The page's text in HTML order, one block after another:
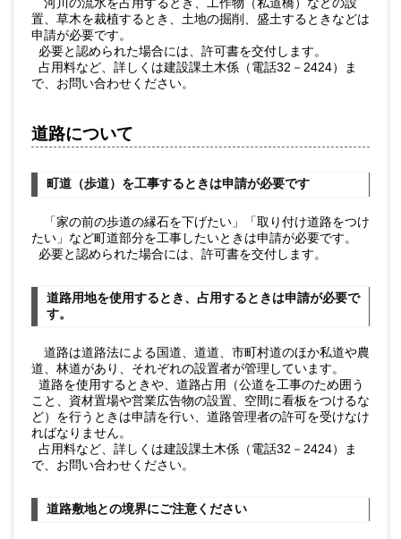
河川の流水を占用するとき、工作物（私道橋）などの設
置、草木を裁植するとき、土地の掘削、盛土するときなどは
申請が必要です。
必要と認められた場合には、許可書を交付します。
占用料など、詳しくは建設課土木係（電話32－2424）ま
で、お問い合わせください。
道路について
町道（歩道）を工事するときは申請が必要です
「家の前の歩道の縁石を下げたい」「取り付け道路をつけ
たい」など町道部分を工事したいときは申請が必要です。
必要と認められた場合には、許可書を交付します。
道路用地を使用するとき、占用するときは申請が必要で
す。
道路は道路法による国道、道道、市町村道のほか私道や農
道、林道があり、それぞれの設置者が管理しています。
道路を使用するときや、道路占用（公道を工事のため囲う
こと、資材置場や営業広告物の設置、空間に看板をつけるな
ど）を行うときは申請を行い、道路管理者の許可を受けなけ
ればなりません。
占用料など、詳しくは建設課土木係（電話32－2424）ま
で、お問い合わせください。
道路敷地との境界にご注意ください